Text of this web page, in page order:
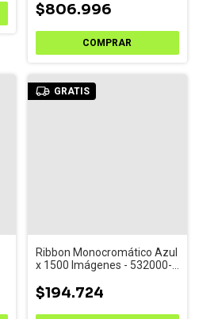
$806.996
GRATIS
Ribbon Monocromático Azul
x 1500 Imágenes - 532000-
$194.724